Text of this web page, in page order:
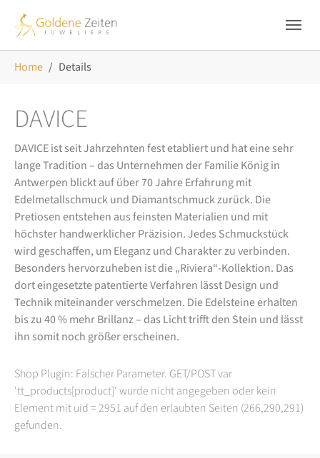
Home Details
DAVICE
DAVICE ist seit Jahrzehnten fest etabliert und hat eine sehr
lange Tradition – das Unternehmen der Familie König in
Antwerpen blickt auf über 70 Jahre Erfahrung mit
Edelmetallschmuck und Diamantschmuck zurück. Die
Pretiosen entstehen aus feinsten Materialien und mit
höchster handwerklicher Präzision. Jedes Schmuckstück
wird geschaffen, um Eleganz und Charakter zu verbinden.
Besonders hervorzuheben ist die „Riviera“-Kollektion. Das
dort eingesetzte patentierte Verfahren lässt Design und
Technik miteinander verschmelzen. Die Edelsteine erhalten
bis zu 40 % mehr Brillanz – das Licht trifft den Stein und lässt
ihn somit noch größer erscheinen.
Shop Plugin: Falscher Parameter. GET/POST var
'tt_products[product]' wurde nicht angegeben oder kein
Element mit uid = 2951 auf den erlaubten Seiten (266,290,291)
gefunden.